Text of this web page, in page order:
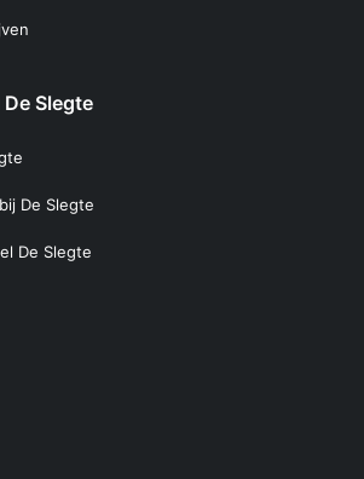
Slegte
De Slegte
De Slegte